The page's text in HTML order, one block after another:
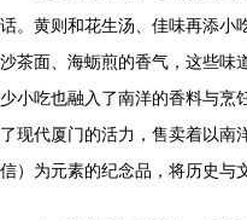
话。黄则和花生汤、佳味再添小
沙茶面、海蛎煎的香气，这些味
少小吃也融入了南洋的香料与烹
了现代厦门的活力，售卖着以南
信）为元素的纪念品，将历史与